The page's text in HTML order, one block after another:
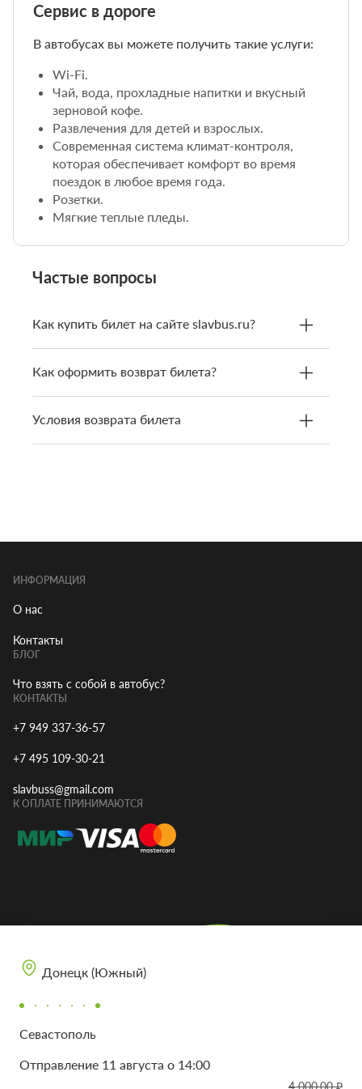
Сервис в дороге
В автобусах вы можете получить такие услуги:
Wi-Fi.
Чай, вода, прохладные напитки и вкусный
зерновой кофе.
Развлечения для детей и взрослых.
Современная система климат-контроля,
которая обеспечивает комфорт во время
поездок в любое время года.
Розетки.
Мягкие теплые пледы.
Частые вопросы
Как купить билет на сайте slavbus.ru?
Как оформить возврат билета?
Условия возврата билета
Донецк (Южный)
Севастополь
Отправление 11 августа о 14:00
4 000.00 ₽
К ОПЛАТЕ ПРИНИМАЮТСЯ
ИНФОРМАЦИЯ
О нас
Контакты
БЛОГ
Что взять с собой в автобус?
КОНТАКТЫ
+7 949 337-36-57
+7 495 109-30-21
slavbuss@gmail.com